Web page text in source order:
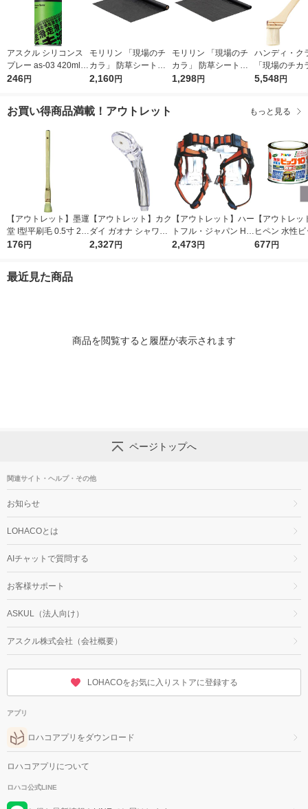
アスクル シリコンス
プレー as-03 420ml 1
本 オリジナル
246円
モリリン 「現場のチ
カラ」 防草シート 5
年耐候性 1m×10m B
2,160円
モリリン 「現場のチ
カラ」 防草シート 3
年耐候性 1m×10m B
1,298円
ハンディ・
「現場のチカ
刷毛 30mm
5,548円
お買い得商品満載！アウトレット もっと見る
【アウトレット】墨運
堂 I型平刷毛 0.5寸 23
325 1個
176円
【アウトレット】カク
ダイ ガオナ シャワー
ヘッド クリア 手元ス
2,327円
【アウトレット】ハー
トフル・ジャパン HE
ART ガーデンスパイ
2,473円
【アウトレッ
ヒペン 水性
多用途 1/5L (
677円
最近見た商品
商品を閲覧すると履歴が表示されます
ページトップへ
関連サイト・ヘルプ・その他
お知らせ
LOHACOとは
AIチャットで質問する
お客様サポート
ASKUL（法人向け）
アスクル株式会社（会社概要）
LOHACOをお気に入りストアに登録する
アプリ
ロハコアプリをダウンロード
ロハコアプリについて
ロハコ公式LINE